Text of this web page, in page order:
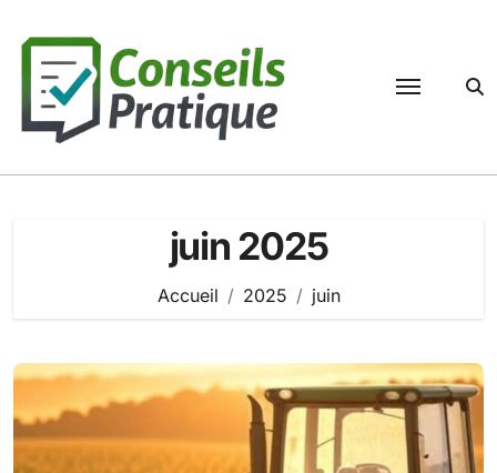
contenu
juin 2025
Accueil 2025 juin